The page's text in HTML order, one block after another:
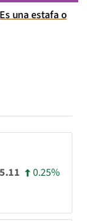
una estafa o
0.25%